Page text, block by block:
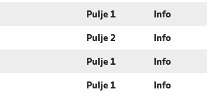
Pulje 1 Info
Pulje 2 Info
Pulje 1 Info
Pulje 1 Info